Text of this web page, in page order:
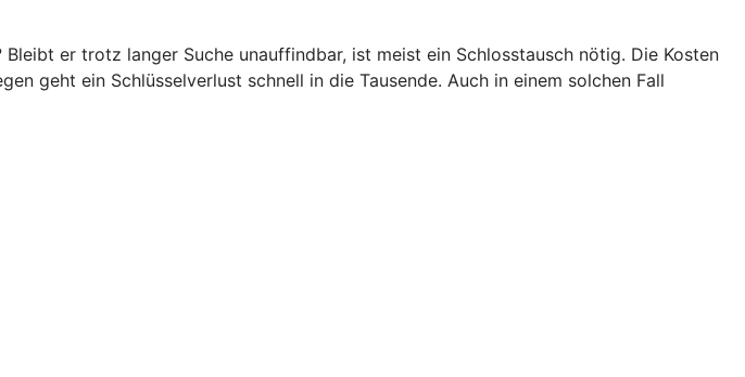
er trotz langer Suche unauffindbar, ist meist ein Schlosstausch nötig. Die Kosten
geht ein Schlüsselverlust schnell in die Tausende. Auch in einem solchen Fall